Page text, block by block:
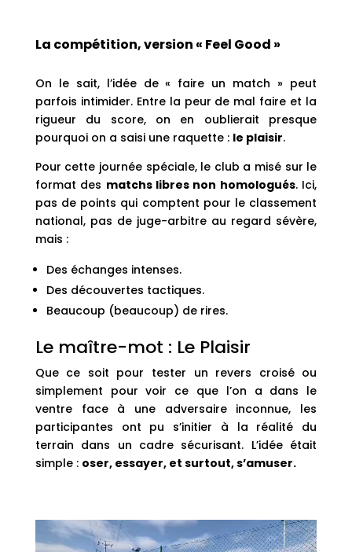
La compétition, version « Feel Good »
On le sait, l’idée de « faire un match » peut
parfois intimider. Entre la peur de mal faire et la
rigueur du score, on en oublierait presque
pourquoi on a saisi une raquette : le plaisir.
Pour cette journée spéciale, le club a misé sur le
format des matchs libres non homologués. Ici,
pas de points qui comptent pour le classement
national, pas de juge-arbitre au regard sévère,
mais :
Des échanges intenses.
Des découvertes tactiques.
Beaucoup (beaucoup) de rires.
Le maître-mot : Le Plaisir
Que ce soit pour tester un revers croisé ou
simplement pour voir ce que l’on a dans le
ventre face à une adversaire inconnue, les
participantes ont pu s’initier à la réalité du
terrain dans un cadre sécurisant. L’idée était
simple : oser, essayer, et surtout, s’amuser.